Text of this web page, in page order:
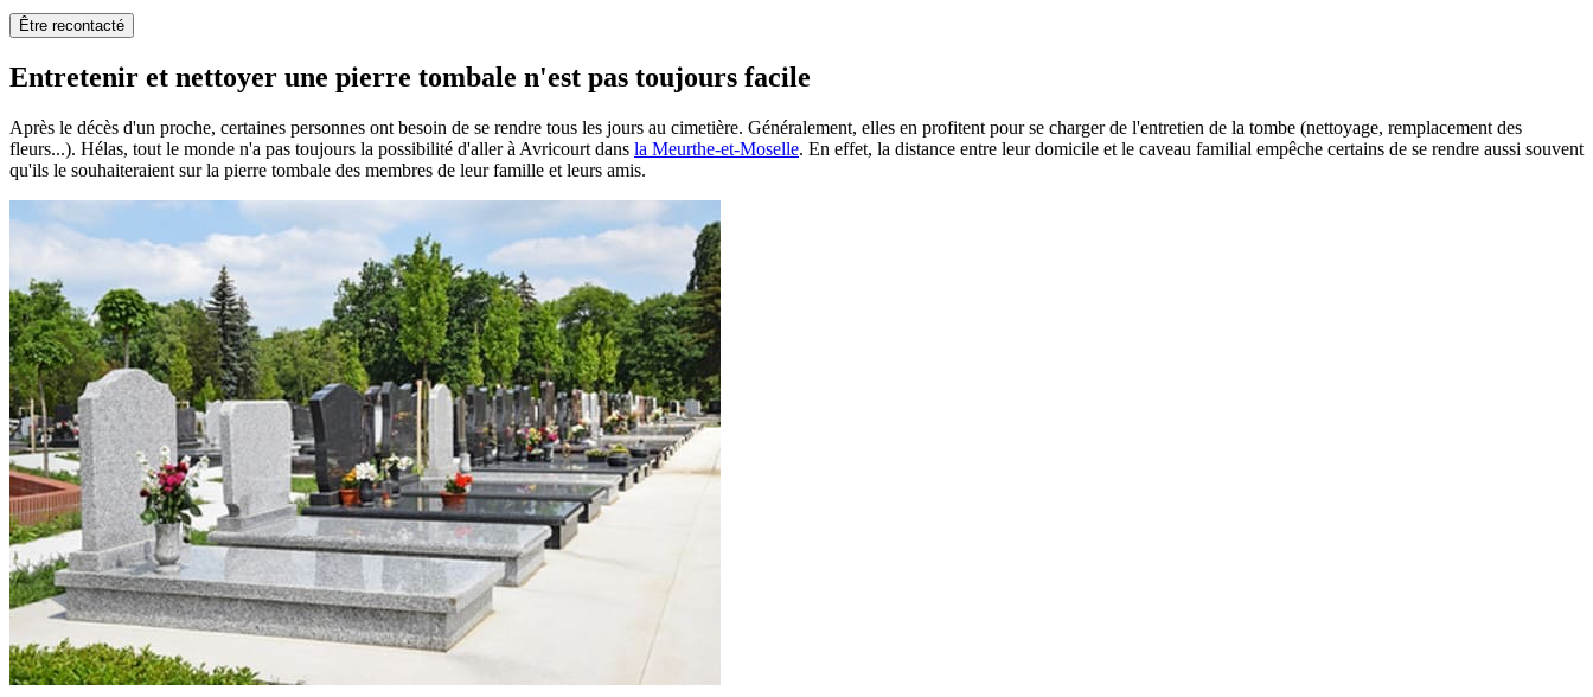
Être recontacté
Entretenir et nettoyer une pierre tombale n'est pas toujours facile
Après le décès d'un proche, certaines personnes ont besoin de se rendre tous les jours au cimetière. Généralement, elles en profitent pour se charger de l'entretien de la tombe (nettoyage, remplacement des
fleurs...). Hélas, tout le monde n'a pas toujours la possibilité d'aller à Avricourt dans la Meurthe-et-Moselle. En effet, la distance entre leur domicile et le caveau familial empêche certains de se rendre aussi souvent
qu'ils le souhaiteraient sur la pierre tombale des membres de leur famille et leurs amis.